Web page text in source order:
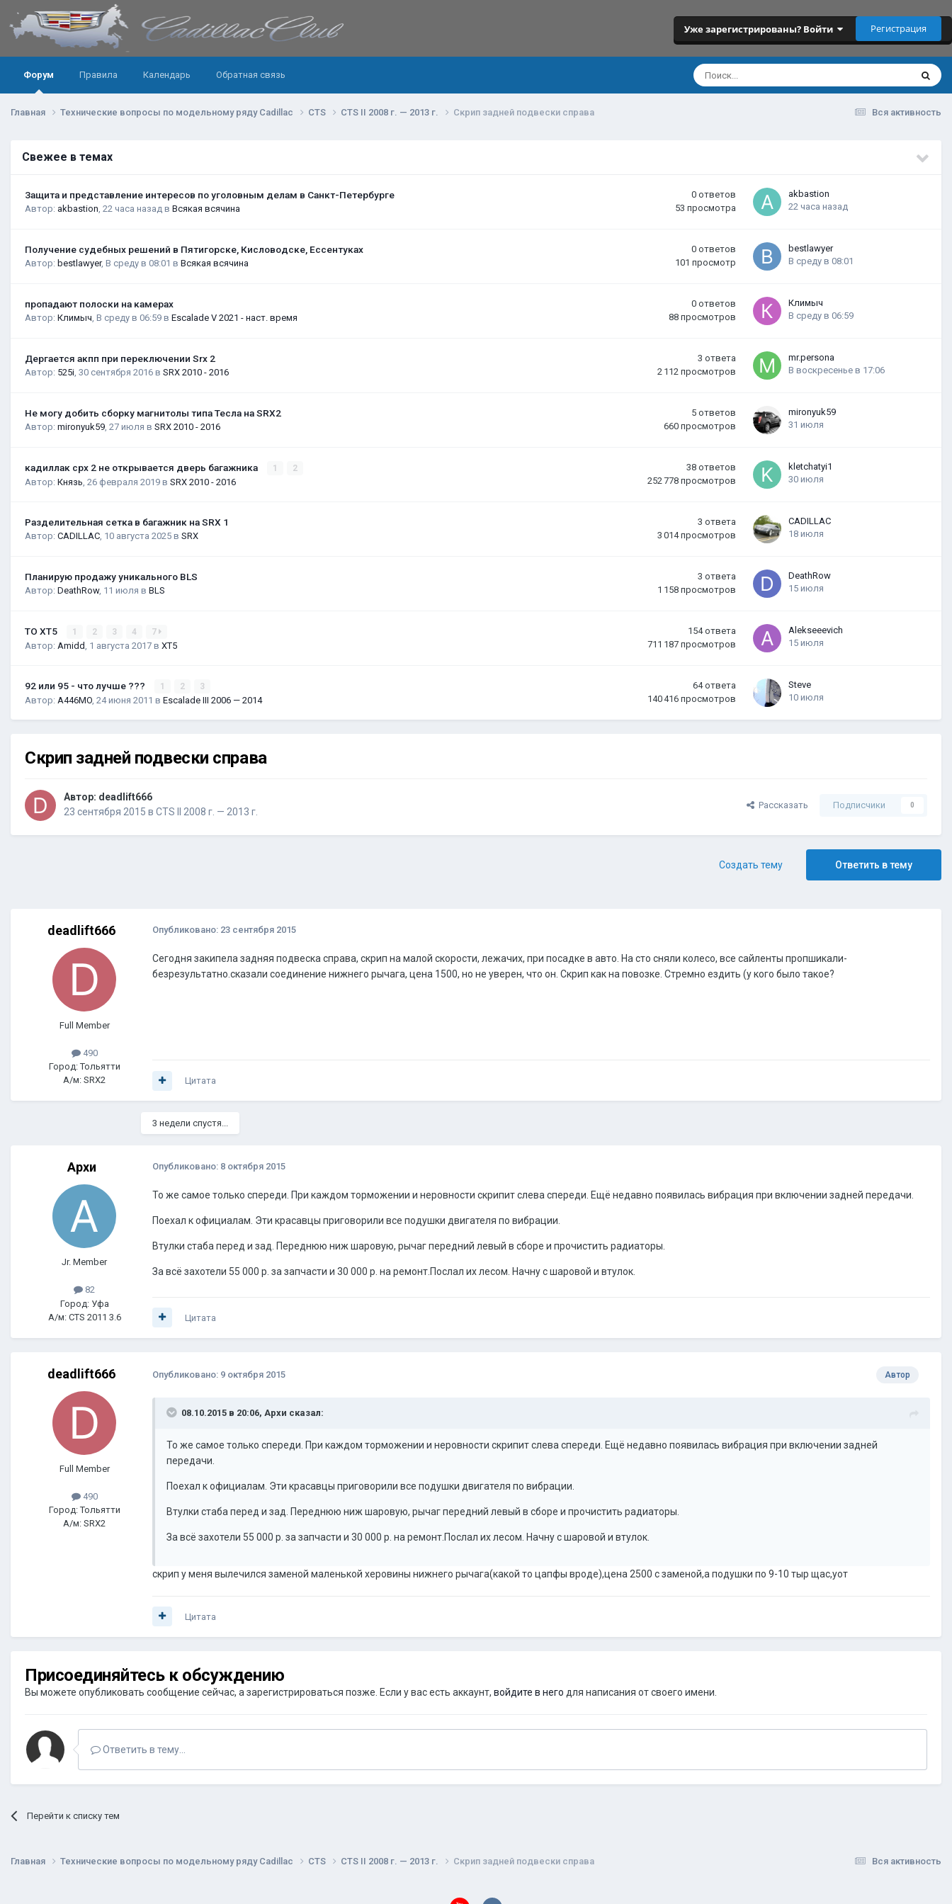
Уже зарегистрированы? Войти Регистрация
Форум Правила Календарь Обратная связь
Вся активность
Главная Технические вопросы по модельному ряду Cadillac CTS CTS II 2008 г. — 2013 г. Скрип задней подвески справа
Свежее в темах
Защита и представление интересов по уголовным делам в Санкт-Петербурге
Автор: akbastion 22 часа назад в Всякая всячина
0 ответов
53 просмотра
akbastion
22 часа назад
Получение судебных решений в Пятигорске, Кисловодске, Ессентуках
Автор: bestlawyer, В среду в 08:01 в Всякая всячина
0 ответов
101 просмотр
bestlawyer
В среду в 08:01
пропадают полоски на камерах
Автор: Климыч В среду в 06:59 в Escalade V 2021 - наст. время
0 ответов
88 просмотров
Климыч
В среду в 06:59
Дергается акпп при переключении Srx 2
Автор: 525i 30 сентября 2016 в SRX 2010 - 2016
3 ответа
2 112 просмотров
mr.persona
В воскресенье в 17:06
Не могу добить сборку магнитолы типа Тесла на SRX2
Автор: mironyuk59 27 июля в SRX 2010 - 2016
5 ответов
660 просмотров
mironyuk59
31 июля
кадиллак срх 2 не открывается дверь багажника 1 2
Автор: Князь 26 февраля 2019 в SRX 2010 - 2016
38 ответов
252 778 просмотров
kletchatyi1
30 июля
Разделительная сетка в багажник на SRX 1
Автор: CADILLAC 10 августа 2025 в SRX
3 ответа
3 014 просмотров
CADILLAC
18 июля
Планирую продажу уникального BLS
Автор: DeathRow, 11 июля в BLS
3 ответа
1 158 просмотров
DeathRow
15 июля
ТО XT5 1 2 3 4 7
Автор: Amidd 1 августа 2017 в XT5
154 ответа
711 187 просмотров
Alekseeevich
15 июля
92 или 95 - что лучше ??? 1 2 3
Автор: A446MO 24 июня 2011 в Escalade III 2006 — 2014
64 ответа
140 416 просмотров
Steve
10 июля
Скрип задней подвески справа
Автор: deadlift666
23 сентября 2015 в CTS II 2008 г. — 2013 г.
Рассказать Подписчики 0
Ответить в тему
Создать тему
deadlift666
Full Member
490
Город: Тольятти
А/м: SRX2
Опубликовано: 23 сентября 2015
Сегодня закипела задняя подвеска справа, скрип на малой скорости, лежачих, при посадке в авто. На сто сняли колесо, все сайленты пропшикали-
безрезультатно.сказали соединение нижнего рычага, цена 1500, но не уверен, что он. Скрип как на повозке. Стремно ездить (у кого было такое?
Цитата
3 недели спустя...
Архи
Jr. Member
82
Город: Уфа
А/м: CTS 2011 3.6
Опубликовано: 8 октября 2015
То же самое только спереди. При каждом торможении и неровности скрипит слева спереди. Ещё недавно появилась вибрация при включении задней передачи.
Поехал к официалам. Эти красавцы приговорили все подушки двигателя по вибрации.
Втулки стаба перед и зад. Переднюю ниж шаровую, рычаг передний левый в сборе и прочистить радиаторы.
За всё захотели 55 000 р. за запчасти и 30 000 р. на ремонт.Послал их лесом. Начну с шаровой и втулок.
Цитата
deadlift666
Full Member
490
Город: Тольятти
А/м: SRX2
Автор
Опубликовано: 9 октября 2015
08.10.2015 в 20:06, Архи сказал:
То же самое только спереди. При каждом торможении и неровности скрипит слева спереди. Ещё недавно появилась вибрация при включении задней
передачи.
Поехал к официалам. Эти красавцы приговорили все подушки двигателя по вибрации.
Втулки стаба перед и зад. Переднюю ниж шаровую, рычаг передний левый в сборе и прочистить радиаторы.
За всё захотели 55 000 р. за запчасти и 30 000 р. на ремонт.Послал их лесом. Начну с шаровой и втулок.
скрип у меня вылечился заменой маленькой херовины нижнего рычага(какой то цапфы вроде),цена 2500 с заменой,а подушки по 9-10 тыр щас,уот
Цитата
Присоединяйтесь к обсуждению
Вы можете опубликовать сообщение сейчас, а зарегистрироваться позже. Если у вас есть аккаунт, войдите в него для написания от своего имени.
Ответить в тему...
Перейти к списку тем
Вся активность
Главная Технические вопросы по модельному ряду Cadillac CTS CTS II 2008 г. — 2013 г. Скрип задней подвески справа